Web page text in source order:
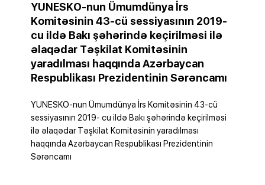
YUNESKO-nun Ümumdünya İrs
Komitəsinin 43-cü sessiyasının 2019-
cu ildə Bakı şəhərində keçirilməsi ilə
əlaqədar Təşkilat Komitəsinin
yaradılması haqqında Azərbaycan
Respublikası Prezidentinin Sərəncamı
YUNESKO-nun Ümumdünya İrs Komitəsinin 43-cü
sessiyasının 2019- cu ildə Bakı şəhərində keçirilməsi
ilə əlaqədar Təşkilat Komitəsinin yaradılması
haqqında Azərbaycan Respublikası Prezidentinin
Sərəncamı